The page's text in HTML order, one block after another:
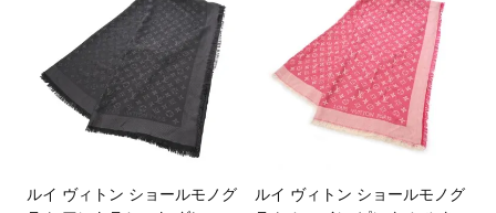
ルイ ヴィトン ショールモノグ
ルイ ヴィトン ショールモノグ